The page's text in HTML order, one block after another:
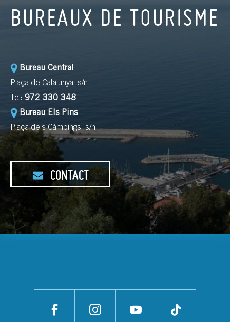
BUREAUX DE TOURISME
Bureau Central
Plaça de Catalunya, s/n
Tel: 972 330 348
Bureau Els Pins
Plaça dels Càmpings, s/n
CONTACT